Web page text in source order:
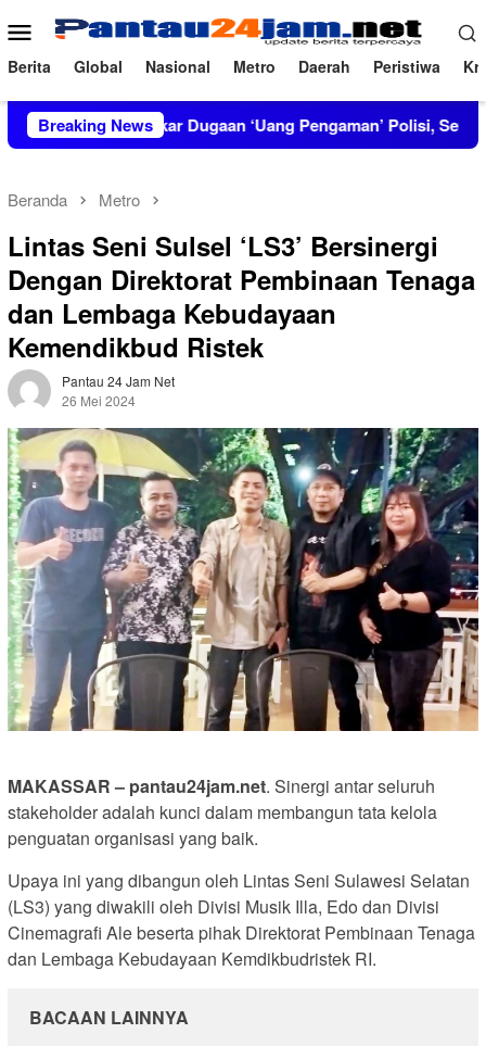
ke
konten
Menu
Mobile
Berita Global Nasional Metro Daerah Peristiwa
Breaking News
IRT Bongkar Dugaan ‘Uang Pengaman’ Polisi, Setor Rp2,5
Beranda Metro
Lintas Seni Sulsel ‘LS3’ Bersinergi
Dengan Direktorat Pembinaan Tenaga
dan Lembaga Kebudayaan
Kemendikbud Ristek
Pantau 24 Jam Net
26 Mei 2024
MAKASSAR – pantau24jam.net. Sinergi antar seluruh
stakeholder adalah kunci dalam membangun tata kelola
penguatan organisasi yang baik.
Upaya ini yang dibangun oleh Lintas Seni Sulawesi Selatan
(LS3) yang diwakili oleh Divisi Musik Illa, Edo dan Divisi
Cinemagrafi Ale beserta pihak Direktorat Pembinaan Tenaga
dan Lembaga Kebudayaan Kemdikbudristek RI.
BACAAN LAINNYA